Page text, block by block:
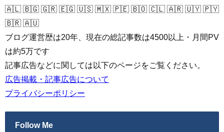
🇦🇱 🇧🇬 🇬🇷 🇪🇬 🇺🇸 🇲🇽 🇵🇪 🇧🇴 🇨🇱 🇦🇷 🇺🇾 🇵🇾
🇧🇷 🇦🇺
ブログ運営歴は20年、現在の総記事数は4500以上・月間PV
は約5万です
記事広告などに関しては以下のページをご覧ください。
広告掲載・記事広告について
プライバシーポリシー
Follow Me